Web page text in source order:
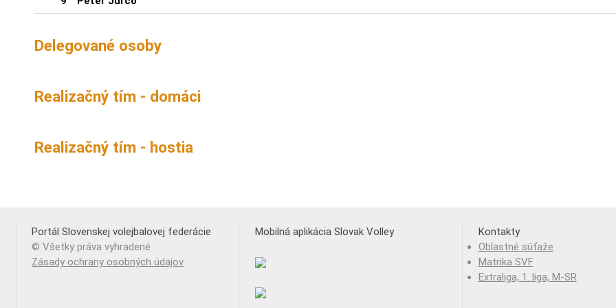
Delegované osoby
Realizačný tím - domáci
Realizačný tím - hostia
Portál Slovenskej volejbalovej federácie
© Všetky práva vyhradené
Zásady ochrany osobných údajov
Mobilná aplikácia Slovak Volley
Kontakty
Oblastné súťaže
Matrika SVF
Extraliga, 1. liga, M-SR